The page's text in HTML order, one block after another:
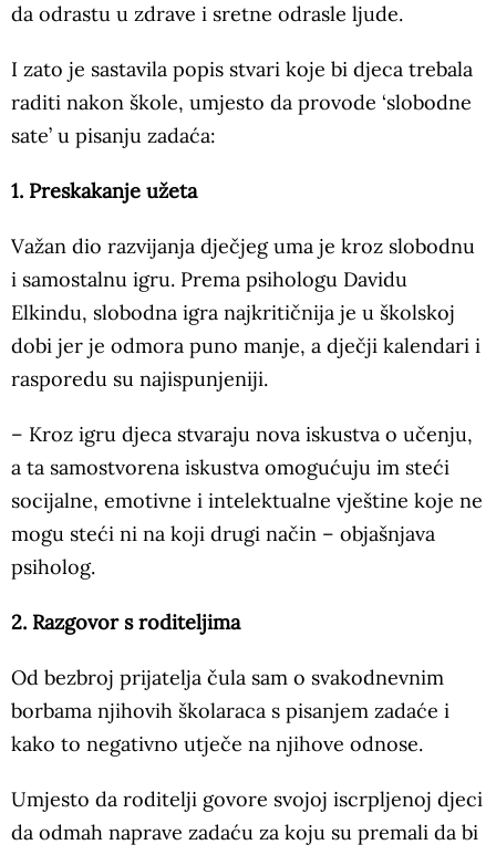
da odrastu u zdrave i sretne odrasle ljude.
I zato je sastavila popis stvari koje bi djeca trebala
raditi nakon škole, umjesto da provode ‘slobodne
sate’ u pisanju zadaća:
1. Preskakanje užeta
Važan dio razvijanja dječjeg uma je kroz slobodnu
i samostalnu igru. Prema psihologu Davidu
Elkindu, slobodna igra najkritičnija je u školskoj
dobi jer je odmora puno manje, a dječji kalendari i
rasporedu su najispunjeniji.
– Kroz igru djeca stvaraju nova iskustva o učenju,
a ta samostvorena iskustva omogućuju im steći
socijalne, emotivne i intelektualne vještine koje ne
mogu steći ni na koji drugi način – objašnjava
psiholog.
2. Razgovor s roditeljima
Od bezbroj prijatelja čula sam o svakodnevnim
borbama njihovih školaraca s pisanjem zadaće i
kako to negativno utječe na njihove odnose.
Umjesto da roditelji govore svojoj iscrpljenoj djeci
da odmah naprave zadaću za koju su premali da bi